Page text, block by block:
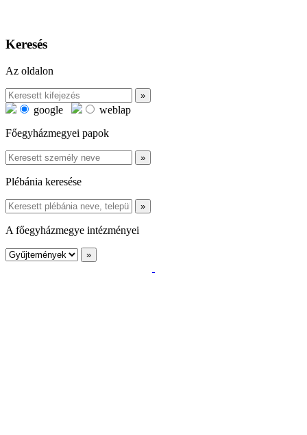
Keresés
Az oldalon
google
weblap
Főegyházmegyei papok
Plébánia keresése
A főegyházmegye intézményei